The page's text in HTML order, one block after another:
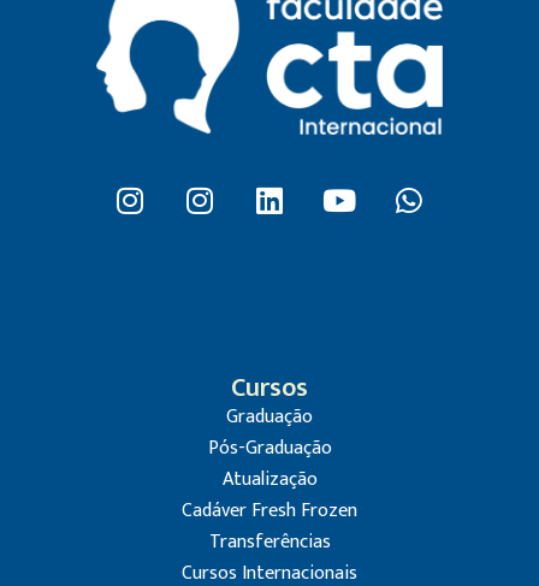
Cursos
Graduação
Pós-Graduação
Atualização
Cadáver Fresh Frozen
Transferências
Cursos Internacionais